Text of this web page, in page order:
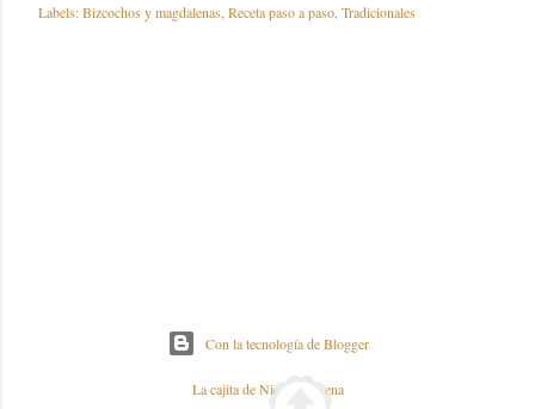
Labels:Bizcochos y magdalenas Receta paso a paso Tradicionales
Con la tecnología de Blogger
La cajita de Nieves y Elena